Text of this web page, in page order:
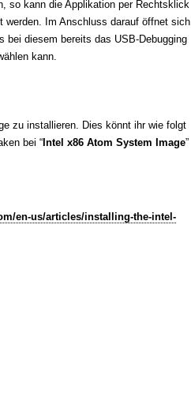
so kann die Applikation per Rechtsklick
werden. Im Anschluss darauf öffnet sich
bei diesem bereits das USB-Debugging
kann.
zu installieren. Dies könnt ihr wie folgt
bei “ Intel x86 Atom System Image”
en-us/articles/installing-the-intel-